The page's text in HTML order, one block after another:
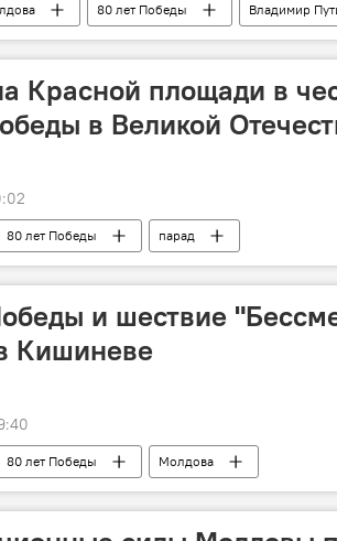
80 лет Победы Владимир
Красной площади в
в Великой
80 лет Победы парад
и шествие
Кишиневе
80 лет Победы Молдова